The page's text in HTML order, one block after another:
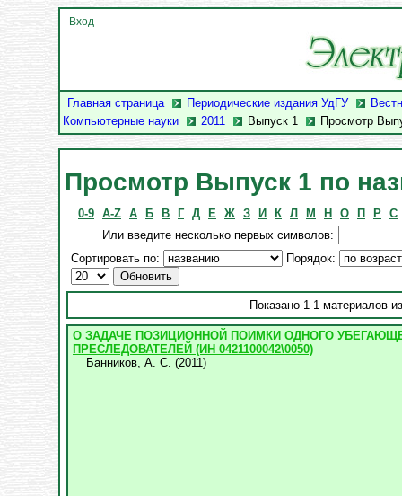
Главная страница Периодические издания УдГУ
Компьютерные науки
2011 Выпуск 1 Просмотр
Вход
Просмотр Выпуск 1 по
0-9 A-Z А Б В Г Д Е Ж З И К Л М Н О П Р С
Или введите несколько первых символов:
Сортировать по:
Порядок:
Показано 1-1 материалов
О ЗАДАЧЕ ПОЗИЦИОННОЙ ПОИМКИ ОДНОГО
ПРЕСЛЕДОВАТЕЛЕЙ (ИН 0421100042\0050)
Банников, А. С. (2011)